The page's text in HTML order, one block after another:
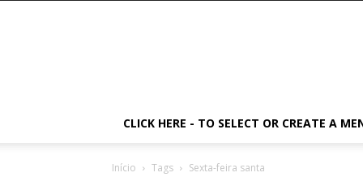
CLICK HERE - TO SELECT OR CREATE A
Início Tags Sexta-feira santa